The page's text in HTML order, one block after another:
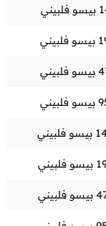
بيسو فلبيني
بيسو فلبيني
بيسو فلبيني
بيسو فلبيني
بيسو فلبيني
بيسو فلبيني
بيسو فلبيني